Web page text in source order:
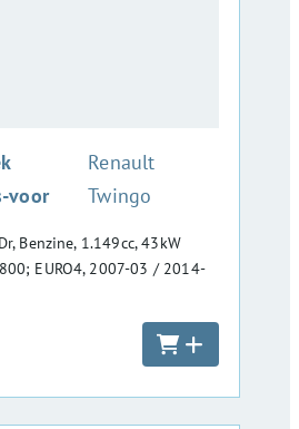
voor
:Renault
Twingo
Benzine, 1.149cc, 43kW
EURO4, 2007-03 / 2014-